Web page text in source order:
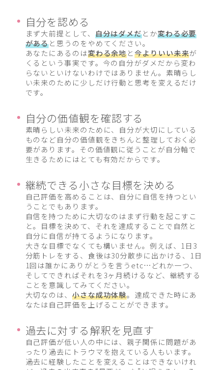
自分を認める
まず大前提として、 自分はダメだとか変わる必要
があると思うのをやめてください。
あなたにあるのは変わる余地と今よりいい未来が
くるという事実です。今の自分がダメだから変わ
らないといけないわけではありません。素晴らし
い未来のために少しだけ行動と思考を変えるだけ
です。
自分の価値観を確認する
素晴らしい未来のために、自分が大切にしている
ものなど自分の価値観をきちんと整理しておく必
要があります。その価値観に従うことが自分軸で
生きるためにはとても有効だからです。
継続できる小さな目標を決める
自己評価を高めることは、自分に自信を持つとい
うことでもあります。
自信を持つために大切なのはまず行動を起こすこ
と。目標を決めて、それを達成することで自然と
自分に自信が持てるようになります。
大きな目標でなくても構いません。例えば、1日3
分筋トレをする、食後は30分散歩に出かける、1日
1回は誰かにありがとうを言うetc…どれか一つ、
そしてできればそれを3ヶ月続けるなど、継続する
ことを意識してみてください。
大切なのは、 小さな成功体験。達成できた時にあ
なたは自己評価を上げることができます。
過去に対する解釈を見直す
自己評価が低い人の中には、親子関係に問題があ
ったり過去にトラウマを抱えている人もいます。
過去に経験したことを変えることはできないけれ